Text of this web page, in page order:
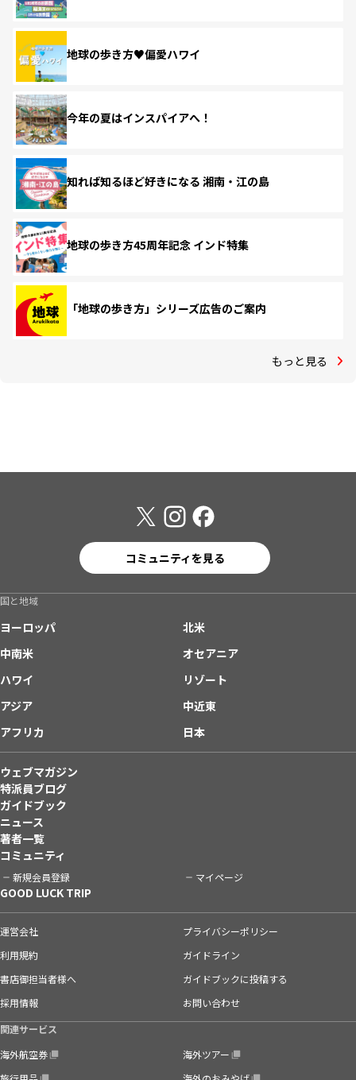
地球の歩き方♥偏愛ハワイ
今年の夏はインスパイアへ！
知れば知るほど好きになる 湘南・江の島
地球の歩き方45周年記念 インド特集
「地球の歩き方」シリーズ広告のご案内
もっと見る
コミュニティを見る
国と地域
ヨーロッパ
北米
中南米
オセアニア
ハワイ
リゾート
アジア
中近東
アフリカ
日本
ウェブマガジン
特派員ブログ
ガイドブック
ニュース
著者一覧
コミュニティ
新規会員登録 マイページ
GOOD LUCK TRIP
運営会社
プライバシーポリシー
利用規約
ガイドライン
書店御担当者様へ
ガイドブックに投稿する
採用情報
お問い合わせ
関連サービス
海外航空券
海外ツアー